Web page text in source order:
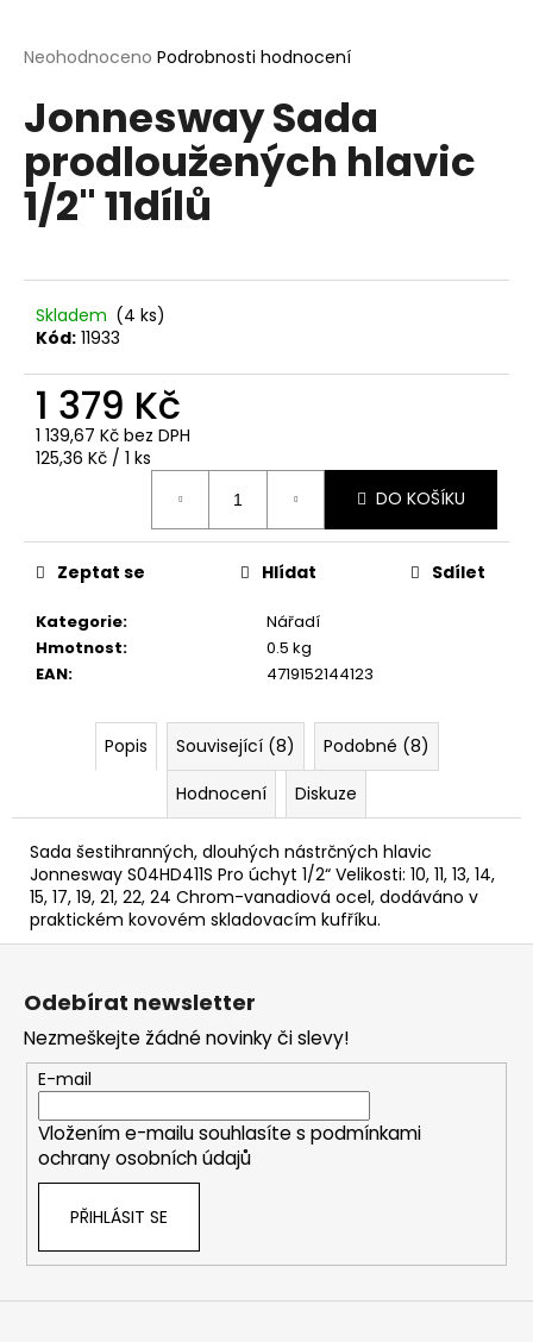
Průměrné
produktu
je
5
hvězdiček.
Neohodnoceno Podrobnosti hodnocení
Jonnesway Sada
prodloužených hlavic
1/2" 11dílů
Skladem (4 ks)
Kód: 11933
1 379 Kč
1 139,67 Kč bez DPH
Měrná
125,36 Kč / 1 ks
DO KOŠÍKU
Kategorie:
Nářadí
Hmotnost:
0.5 kg
EAN: 4719152144123
Zeptat se Hlídat Sdílet
Popis Související (8)
Podobné (8)
Hodnocení
Diskuze
Sada šestihranných, dlouhých nástrčných hlavic
Jonnesway S04HD411S Pro úchyt 1/2“ Velikosti: 10, 11, 13, 14,
15, 17, 19, 21, 22, 24 Chrom-vanadiová ocel, dodáváno v
praktickém kovovém skladovacím kufříku.
j
t
?
HLEDAT
D
o
p
o
č
u
e
m
e
Z
Odebírat newsletter
Nezmeškejte žádné novinky či slevy!
E-mail
Vložením e-mailu souhlasíte s podmínkami
ochrany osobních údajů
PŘIHLÁSIT SE